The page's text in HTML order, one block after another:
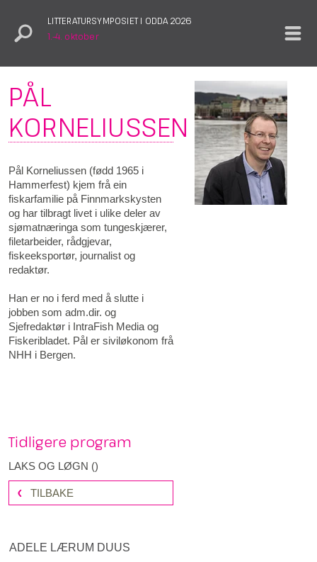
LITTERATURSYMPOSIET I ODDA 2026
1.–4. oktober
ADELE LÆRUM DUUS
PÅL
KORNELIUSSEN
Pål Korneliussen (fødd 1965 i
Hammerfest) kjem frå ein
fiskarfamilie på Finnmarkskysten
og har tilbragt livet i ulike deler av
sjømatnæringa som tungeskjærer,
filetarbeider, rådgjevar,
fiskeeksportør, journalist og
redaktør.
Han er no i ferd med å slutte i
jobben som adm.dir. og
Sjefredaktør i IntraFish Media og
Fiskeribladet. Pål er siviløkonom frå
NHH i Bergen.
Tidligere program
LAKS OG LØGN ()
TILBAKE